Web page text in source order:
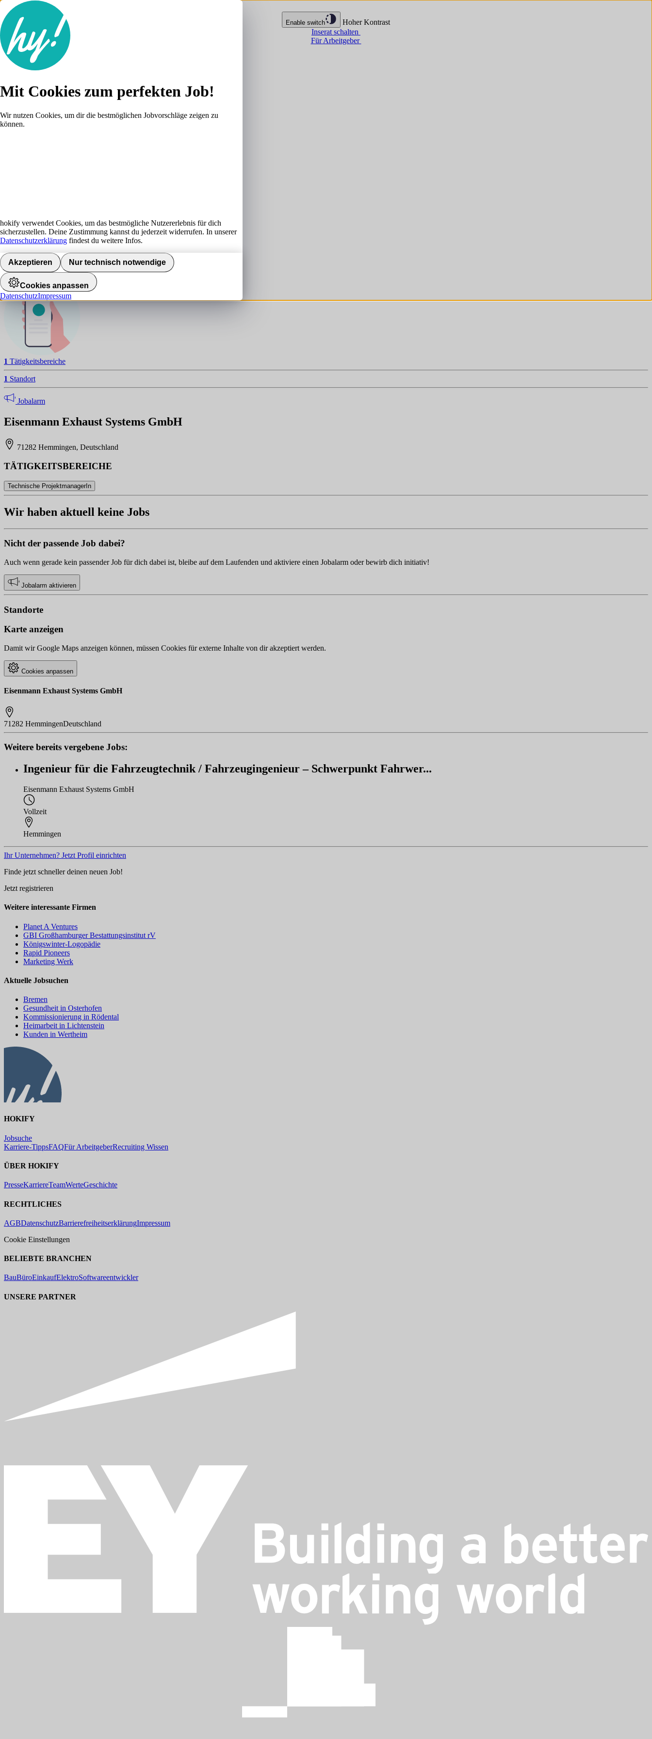
Enable switch
Hoher Kontrast
Inserat schalten
Für Arbeitgeber
Lebenslauf
E
NAVIGATION
Jobalarm aktivieren
1 Tätigkeitsbereiche
1 Standort
Jobalarm
Eisenmann Exhaust Systems GmbH
71282 Hemmingen, Deutschland
TÄTIGKEITSBEREICHE
Technische ProjektmanagerIn
Wir haben aktuell keine Jobs
Nicht der passende Job dabei?
Auch wenn gerade kein passender Job für dich dabei ist, bleibe auf dem Laufenden und aktiviere einen Jobalarm oder bewirb dich initiativ!
Jobalarm aktivieren
Standorte
Karte anzeigen
Damit wir Google Maps anzeigen können, müssen Cookies für externe Inhalte von dir akzeptiert werden.
Cookies anpassen
Eisenmann Exhaust Systems GmbH
71282 HemmingenDeutschland
Weitere bereits vergebene Jobs:
Ingenieur für die Fahrzeugtechnik / Fahrzeugingenieur – Schwerpunkt Fahrwer...
Eisenmann Exhaust Systems GmbH
Vollzeit
Hemmingen
Ihr Unternehmen? Jetzt Profil einrichten
Finde jetzt schneller deinen neuen Job!
Jetzt registrieren
Weitere interessante Firmen
Planet A Ventures
GBI Großhamburger Bestattungsinstitut rV
Königswinter-Logopädie
Rapid Pioneers
Marketing Werk
Aktuelle Jobsuchen
Bremen
Gesundheit in Osterhofen
Kommissionierung in Rödental
Heimarbeit in Lichtenstein
Kunden in Wertheim
Mit Cookies zum perfekten Job!
Wir nutzen Cookies, um dir die bestmöglichen Jobvorschläge zeigen zu
können.
hokify verwendet Cookies, um das bestmögliche Nutzererlebnis für dich
sicherzustellen. Deine Zustimmung kannst du jederzeit widerrufen. In unserer
Datenschutzerklärung findest du weitere Infos.
Akzeptieren Nur technisch notwendige
Cookies anpassen
DatenschutzImpressum
HOKIFY
Jobsuche
Karriere-TippsFAQFür ArbeitgeberRecruiting Wissen
ÜBER HOKIFY
PresseKarriereTeamWerteGeschichte
RECHTLICHES
AGBDatenschutzBarrierefreiheitserklärungImpressum
Cookie Einstellungen
BELIEBTE BRANCHEN
BauBüroEinkaufElektroSoftwareentwickler
UNSERE PARTNER